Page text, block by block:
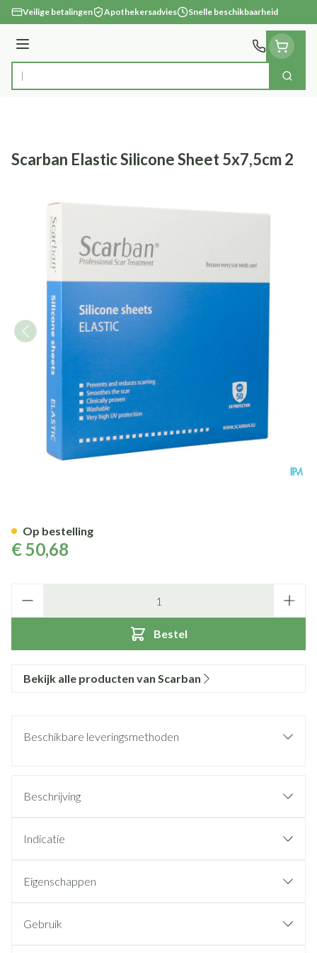
Ga naar de inhoud
Veilige betalingen Apothekersadvies Snelle beschikbaarheid
Menu
Product, merk, categorie... Zoek
Scarban Elastic Silicone Sheet 5x7,5cm 2
€ 50,68
Bestel
Op bestelling
Bekijk alle producten van Scarban
Beschikbare leveringsmethoden
Beschrijving
Indicatie
Eigenschappen
Gebruik